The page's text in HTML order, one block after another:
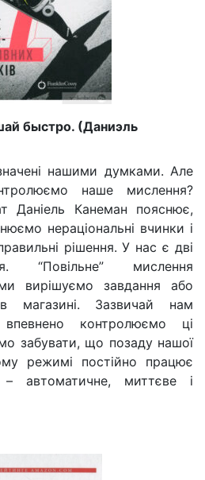
быстро. (Даниэль
нашими думками. Але
наше мислення?
Даніель Канеман пояснює,
нераціональні вчинки і
рішення. У нас є дві
“Повільне” мислення
вирішуємо завдання або
магазині. Зазвичай нам
контролюємо ці
забувати, що позаду нашої
режимі постійно працює
– автоматичне, миттєве і